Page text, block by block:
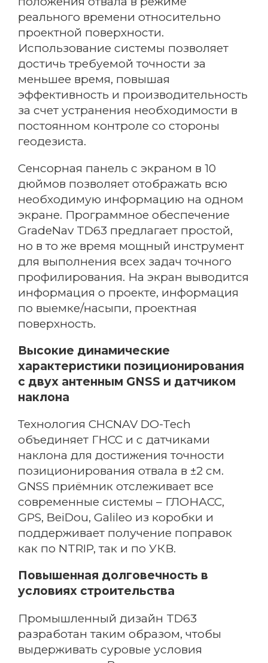
реального времени относительно
проектной поверхности.
Использование системы позволяет
достичь требуемой точности за
меньшее время, повышая
эффективность и производительность
за счет устранения необходимости в
постоянном контроле со стороны
геодезиста.
Сенсорная панель с экраном в 10
дюймов позволяет отображать всю
необходимую информацию на одном
экране. Программное обеспечение
GradeNav TD63 предлагает простой,
но в то же время мощный инструмент
для выполнения всех задач точного
профилирования. На экран выводится
информация о проекте, информация
по выемке/насыпи, проектная
поверхность.
Высокие динамические
характеристики позиционирования
с двух антенным GNSS и датчиком
наклона
Технология CHCNAV DO-Tech
объединяет ГНСС и c датчиками
наклона для достижения точности
позиционирования отвала в ±2 см.
GNSS приёмник отслеживает все
современные системы – ГЛОНАСС,
GPS, BeiDou, Galileo из коробки и
поддерживает получение поправок
как по NTRIP, так и по УКВ.
Повышенная долговечность в
условиях строительства
Промышленный дизайн TD63
разработан таким образом, чтобы
выдерживать суровые условия